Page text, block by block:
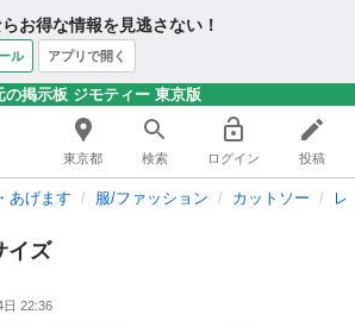
お得な情報を見逃さない！
ル アプリで開く
の掲示板 ジモティー 東京版
東京都 検索 ログイン 投稿
あげます 服/ファッション カットソー レ
イズ
日 22:36